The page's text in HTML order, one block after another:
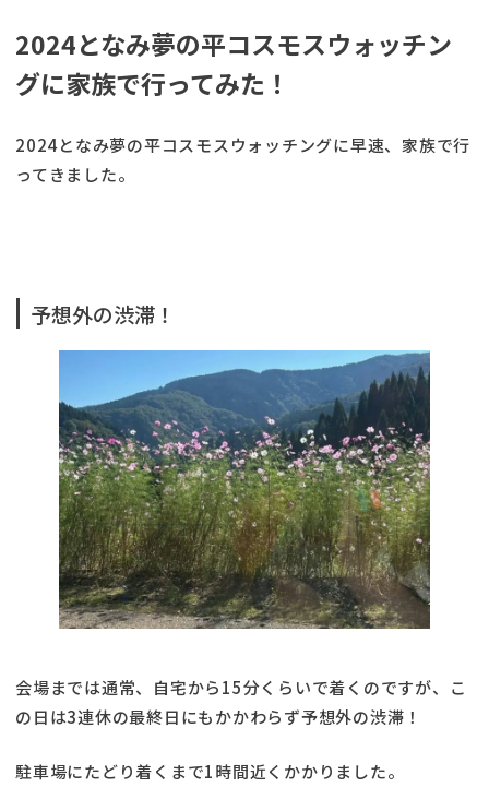
2024となみ夢の平コスモスウォッチン
グに家族で行ってみた！
2024となみ夢の平コスモスウォッチングに早速、家族で行
ってきました。
予想外の渋滞！
会場までは通常、自宅から15分くらいで着くのですが、こ
の日は3連休の最終日にもかかわらず予想外の渋滞！
駐車場にたどり着くまで1時間近くかかりました。